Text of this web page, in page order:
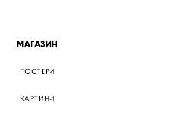
МАГАЗИН
ПОСТЕРИ
КАРТИНИ